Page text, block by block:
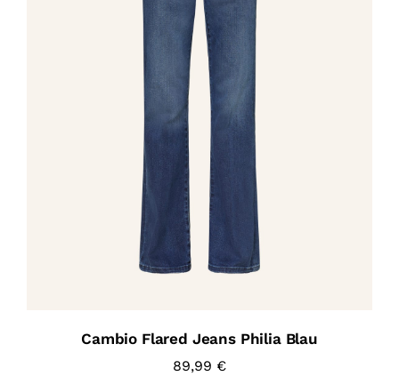
Cambio Flared Jeans Philia Blau
89,99 €